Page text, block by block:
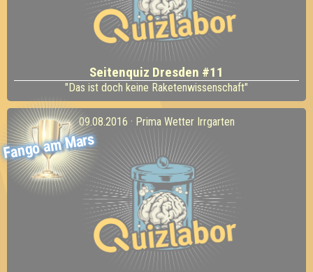
Seitenquiz Dresden #11
"Das ist doch keine Raketenwissenschaft"
Fango am Mars
09.08.2016 · Prima Wetter Irrgarten